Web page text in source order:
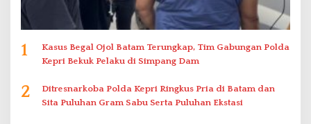
1
Kasus Begal Ojol Batam Terungkap, Tim Gabungan Polda
Kepri Bekuk Pelaku di Simpang Dam
2
Ditresnarkoba Polda Kepri Ringkus Pria di Batam dan
Sita Puluhan Gram Sabu Serta Puluhan Ekstasi